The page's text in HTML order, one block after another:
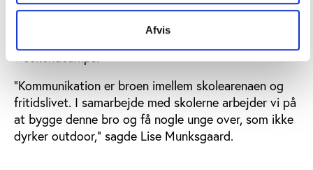
Afvis
hvor forpligtende et outdoor-tilbud er. Derfor
arbejder Outdoor FUN både med aktiviteter i skolen,
weekendcamps.
”Kommunikation er broen imellem skolearenaen og
fritidslivet. I samarbejde med skolerne arbejder vi på
at bygge denne bro og få nogle unge over, som ikke
dyrker outdoor,” sagde Lise Munksgaard.